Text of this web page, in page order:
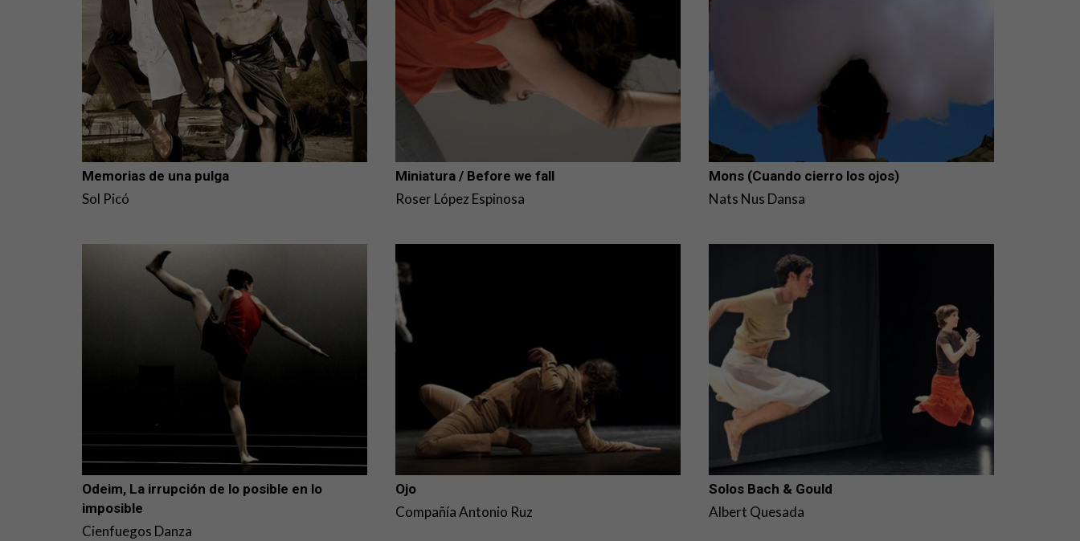
Memorias de una pulga
Sol Picó
Miniatura / Before we fall
Roser López Espinosa
Mons (Cuando cierro los ojos)
Nats Nus Dansa
Odeim, La irrupción de lo posible en lo
imposible
Cienfuegos Danza
Ojo
Compañía Antonio Ruz
Solos Bach & Gould
Albert Quesada